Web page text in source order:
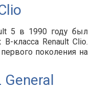
5 в 1990 году был
класса Renault Clio.
поколения на
General